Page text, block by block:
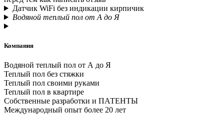
Датчик WiFi без индикации кирпичик
Водяной теплый пол от А до Я
Компания
Водяной теплый пол от А до Я
Теплый пол без стяжки
Теплый пол своими руками
Теплый пол в квартире
Собственные разработки и ПАТЕНТЫ
Международный опыт более 20 лет